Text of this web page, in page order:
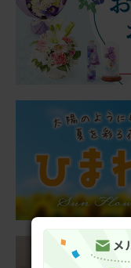
日程を誤ってしま
が、「胡蝶蘭と薔
えました。
【花瓶不要】胡蝶
ブルーミーユーザーさん
用途：
誕生日
母の誕生日プレゼ
喜んで電話をくれ